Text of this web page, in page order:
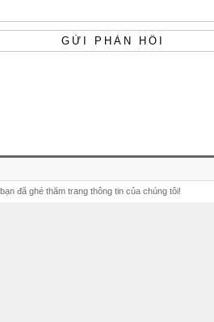
đã ghé thăm trang thông tin của chúng tôi!